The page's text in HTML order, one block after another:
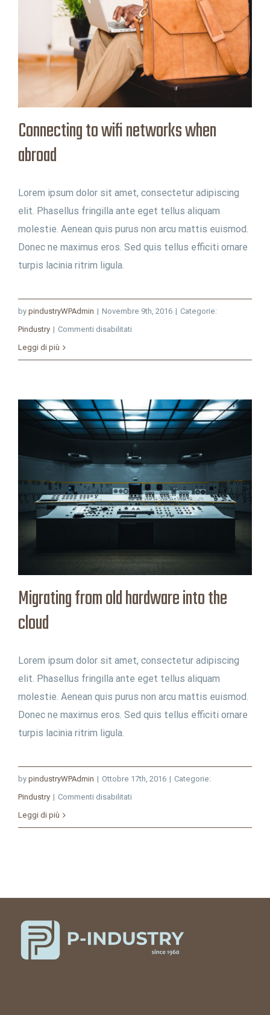
Connecting to wifi networks when
abroad
Lorem ipsum dolor sit amet, consectetur adipiscing
elit. Phasellus fringilla ante eget tellus aliquam
molestie. Aenean quis purus non arcu mattis euismod.
Donec ne maximus eros. Sed quis tellus efficiti ornare
turpis lacinia ritrim ligula.
by pindustryWPAdmin | Novembre 9th, 2016 | Categorie:
Pindustry | Commenti disabilitati
networks
when
abroad
Leggi di più
Migrating from old hardware into the
cloud
Lorem ipsum dolor sit amet, consectetur adipiscing
elit. Phasellus fringilla ante eget tellus aliquam
molestie. Aenean quis purus non arcu mattis euismod.
Donec ne maximus eros. Sed quis tellus efficiti ornare
turpis lacinia ritrim ligula.
by pindustryWPAdmin | Ottobre 17th, 2016 | Categorie:
Pindustry | Commenti disabilitati
Leggi di più